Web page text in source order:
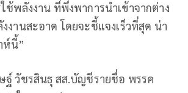
ช้พลังงาน ที่พึ่งพาการนำเข้าจากต่าง
งานสะอาด โดยจะชี้แจงเร็วที่สุด น่า
ห์นี้”
วัชรสินธุ สส.บัญชีรายชื่อ พรรค